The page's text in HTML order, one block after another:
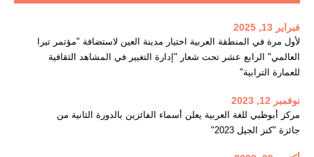
فبراير 13, 2025
لأول مرة في المنطقة العربية اختيار مدينة العين لاستضافة "مؤتمر تيرا
العالمي" الرابع عشر تحت شعار "إدارة التغيير في المشاهد الثقافية
للعمارة الترابية"
نوفمبر 12, 2023
مركز أبوظبي للغة العربية يعلن أسماء الفائزين بالدورة الثانية من
جائزة "كنز الجيل 2023"